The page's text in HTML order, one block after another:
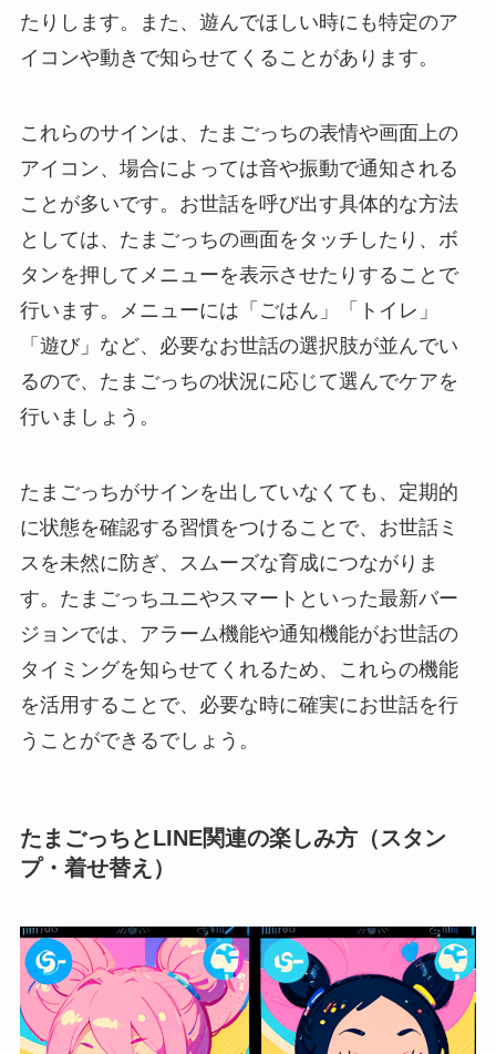
たりします。また、遊んでほしい時にも特定のア
イコンや動きで知らせてくることがあります。
これらのサインは、たまごっちの表情や画面上の
アイコン、場合によっては音や振動で通知される
ことが多いです。お世話を呼び出す具体的な方法
としては、たまごっちの画面をタッチしたり、ボ
タンを押してメニューを表示させたりすることで
行います。メニューには「ごはん」「トイレ」
「遊び」など、必要なお世話の選択肢が並んでい
るので、たまごっちの状況に応じて選んでケアを
行いましょう。
たまごっちがサインを出していなくても、定期的
に状態を確認する習慣をつけることで、お世話ミ
スを未然に防ぎ、スムーズな育成につながりま
す。たまごっちユニやスマートといった最新バー
ジョンでは、アラーム機能や通知機能がお世話の
タイミングを知らせてくれるため、これらの機能
を活用することで、必要な時に確実にお世話を行
うことができるでしょう。
たまごっちとLINE関連の楽しみ方（スタン
プ・着せ替え）